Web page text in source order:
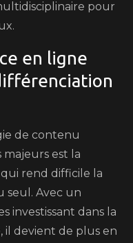
pour
en ligne
de contenu
majeurs est la
rend difficile la
seul. Avec un
investissant dans la
il devient de plus en